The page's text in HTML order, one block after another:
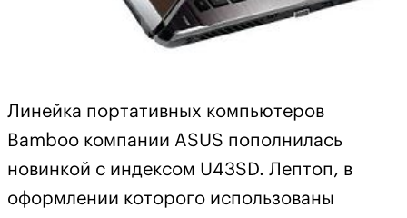
Линейка портативных компьютеров
Bamboo компании ASUS пополнилась
новинкой с индексом U43SD. Лептоп, в
оформлении которого использованы